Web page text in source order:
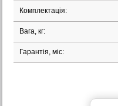
Комплектація:
Вага, кг:
Гарантія, міс: